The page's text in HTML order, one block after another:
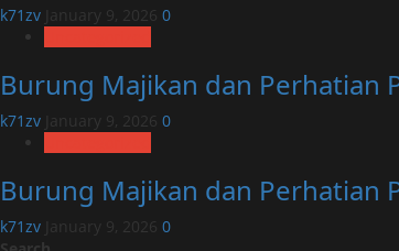
k71zv January 9, 2026 0
Burung Majikan dan Perhatian
k71zv January 9, 2026 0
Burung Majikan dan Perhatian
k71zv January 9, 2026 0